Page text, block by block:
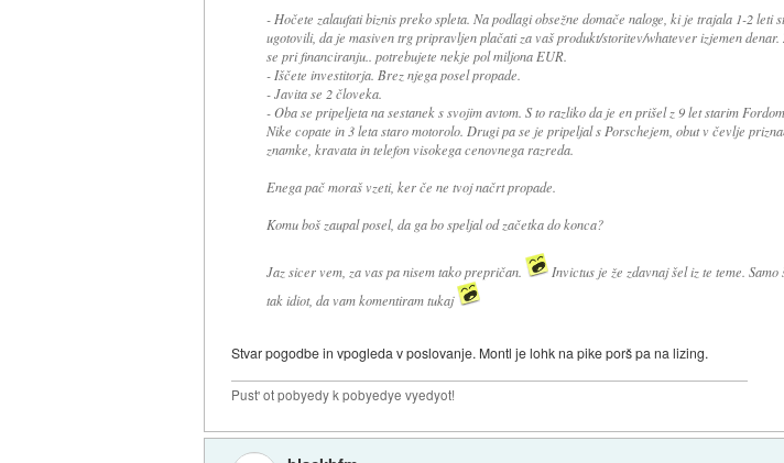
- Hočete zalaufati biznis preko spleta. Na podlagi obsežne domače naloge, ki je trajala 1-2 leti
ugotovili, da je masiven trg pripravljen plačati za vaš produkt/storitev/whatever izjemen denar.
se pri financiranju.. potrebujete nekje pol miljona EUR.
- Iščete investitorja. Brez njega posel propade.
- Javita se 2 človeka.
- Oba se pripeljeta na sestanek s svojim avtom. S to razliko da je en prišel z 9 let starim
Nike copate in 3 leta staro motorolo. Drugi pa se je pripeljal s Porschejem, obut v čevlje
znamke, kravata in telefon visokega cenovnega razreda.
Enega pač moraš vzeti, ker če ne tvoj načrt propade.
Komu boš zaupal posel, da ga bo speljal od začetka do konca?
Jaz sicer vem, za vas pa nisem tako prepričan.
Invictus je že zdavnaj šel iz te teme. Samo
tak idiot, da vam komentiram tukaj
Stvar pogodbe in vpogleda v poslovanje. Montl je lohk na pike porš pa na lizing.
Pust' ot pobyedy k pobyedye vyedyot!